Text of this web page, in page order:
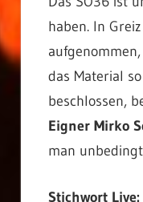
haben. In
das Material
beschlossen,
Eigner Mirko
man
Stichwort